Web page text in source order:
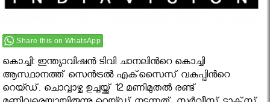
Share this on WhatsApp
കൊച്ചി: ഇന്ത്യാവിഷൻ ടിവി ചാനലിൻറെ കൊച്ചി
ആസ്ഥാനത്ത് സെന്‍ട്രല്‍ എക്‌സൈസ് വകുപ്പിൻറെ
റെയ്ഡ്. ചൊവ്വാഴ്ച ഉച്ചയ്ക്ക് 12 മണിമുതല്‍ രണ്ട്